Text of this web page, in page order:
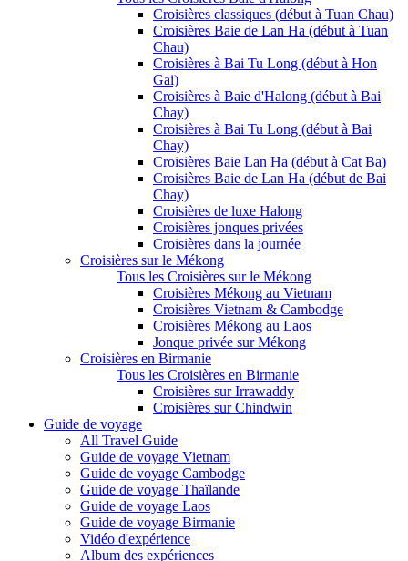
Croisières classiques (début à Tuan Chau)
Croisières Baie de Lan Ha (début à Tuan
Chau)
Croisières à Bai Tu Long (début à Hon
Gai)
Croisières à Baie d'Halong (début à Bai
Chay)
Croisières à Bai Tu Long (début à Bai
Chay)
Croisières Baie Lan Ha (début à Cat Ba)
Croisières Baie de Lan Ha (début de Bai
Chay)
Croisières de luxe Halong
Croisières jonques privées
Croisières dans la journée
Croisières sur le Mékong
Tous les Croisières sur le Mékong
Croisières Mékong au Vietnam
Croisières Vietnam & Cambodge
Croisières Mékong au Laos
Jonque privée sur Mékong
Croisières en Birmanie
Tous les Croisières en Birmanie
Croisières sur Irrawaddy
Croisières sur Chindwin
Guide de voyage
All Travel Guide
Guide de voyage Vietnam
Guide de voyage Cambodge
Guide de voyage Thaïlande
Guide de voyage Laos
Guide de voyage Birmanie
Vidéo d'expérience
Album des expériences